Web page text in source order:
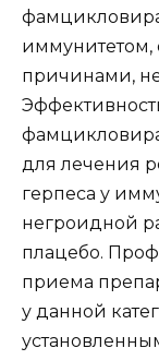
причинами,
фамцикловира
для лечения
герпеса у
негроидной
плацебо.
приема
у данной